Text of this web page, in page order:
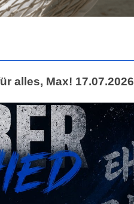
alles, Max! 17.07.2026